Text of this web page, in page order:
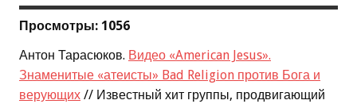
Просмотры: 1056
Антон Тарасюков. Видео «American Jesus».
Знаменитые «атеисты» Bad Religion против Бога и
верующих // Известный хит группы, продвигающий